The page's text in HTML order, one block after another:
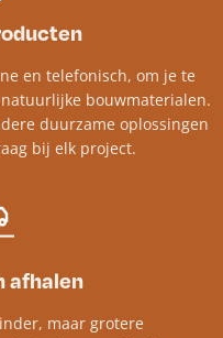
en telefonisch, om je te
bouwmaterialen.
duurzame oplossingen
bij elk project.​
afhalen
maar grotere